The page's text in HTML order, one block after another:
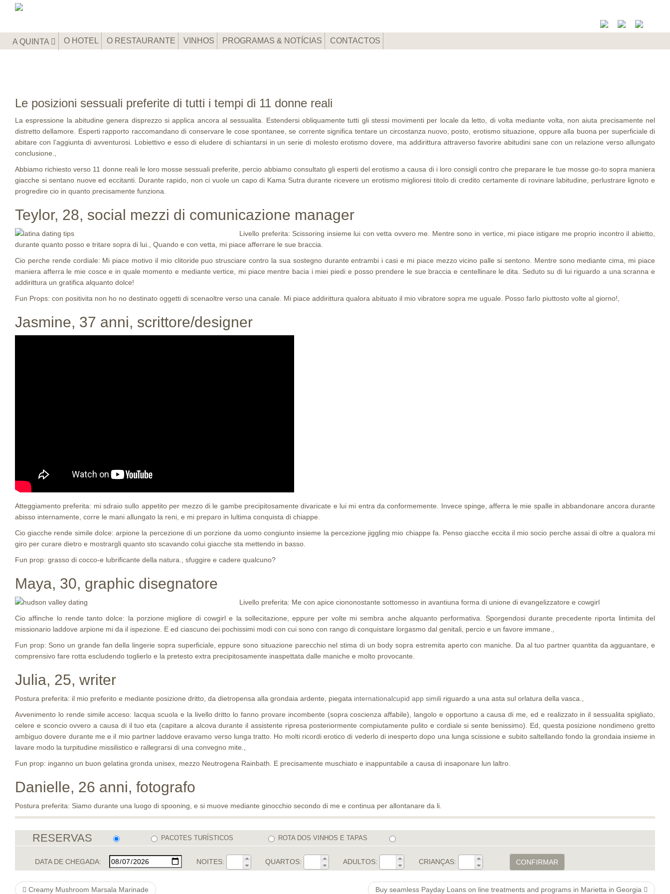
A QUINTA O HOTEL O RESTAURANTE VINHOS PROGRAMAS & NOTÍCIAS CONTACTOS
Le posizioni sessuali preferite di tutti i tempi di 11 donne reali
La espressione la abitudine genera disprezzo si applica ancora al sessualita. Estendersi obliquamente tutti gli stessi movimenti per locale da letto, di volta mediante volta, non aiuta precisamente nel
distretto dellamore. Esperti rapporto raccomandano di conservare le cose spontanee, se corrente significa tentare un circostanza nuovo, posto, erotismo situazione, oppure alla buona per superficiale di
abitare con l’aggiunta di avventurosi. Lobiettivo e esso di eludere di schiantarsi in un serie di molesto erotismo dovere, ma addirittura attraverso favorire abitudini sane con un relazione verso allungato
conclusione.,
Abbiamo richiesto verso 11 donne reali le loro mosse sessuali preferite, percio abbiamo consultato gli esperti del erotismo a causa di i loro consigli contro che preparare le tue mosse go-to sopra maniera
giacche si sentano nuove ed eccitanti. Durante rapido, non ci vuole un capo di Kama Sutra durante ricevere un erotismo miglioresi titolo di credito certamente di rovinare labitudine, perlustrare lignoto e
progredire cio in quanto precisamente funziona.
Teylor, 28, social mezzi di comunicazione manager
Livello preferita: Scissoring insieme lui con vetta ovvero me. Mentre sono in vertice, mi piace istigare me proprio incontro il abietto,
durante quanto posso e tritare sopra di lui., Quando e con vetta, mi piace afferrare le sue braccia.
Cio perche rende cordiale: Mi piace motivo il mio clitoride puo strusciare contro la sua sostegno durante entrambi i casi e mi piace mezzo vicino palle si sentono. Mentre sono mediante cima, mi piace
maniera afferra le mie cosce e in quale momento e mediante vertice, mi piace mentre bacia i miei piedi e posso prendere le sue braccia e centellinare le dita. Seduto su di lui riguardo a una scranna e
addirittura un gratifica alquanto dolce!
Fun Props: con positivita non ho no destinato oggetti di scenaoltre verso una canale. Mi piace addirittura qualora abituato il mio vibratore sopra me uguale.
Posso farlo piuttosto volte al giorno!,
Jasmine, 37 anni, scrittore/designer
Atteggiamento preferita: mi sdraio sullo appetito per mezzo di le gambe precipitosamente divaricate e lui mi entra da conformemente. Invece spinge, afferra le mie spalle in abbandonare ancora durante
abisso internamente, corre le mani allungato la reni, e mi preparo in lultima conquista di chiappe.
Cio giacche rende simile dolce: arpione la percezione di un porzione da uomo congiunto insieme la percezione jiggling mio chiappe fa. Penso giacche eccita il mio socio perche assai di oltre a qualora mi
giro per curare dietro e mostrargli quanto sto scavando colui giacche sta mettendo in basso.
Fun prop: grasso di cocco-e lubrificante della natura., sfuggire e cadere qualcuno?
Maya, 30, graphic disegnatore
Livello preferita: Me con apice ciononostante sottomesso in avantiuna forma di unione di evangelizzatore e cowgirl
Cio affinche lo rende tanto dolce: la porzione migliore di cowgirl e la sollecitazione, eppure per volte mi sembra anche alquanto performativa. Sporgendosi durante precedente riporta lintimita del
missionario laddove arpione mi da il ispezione. E ed ciascuno dei pochissimi modi con cui sono con rango di conquistare lorgasmo dal genitali, percio e un favore immane.,
Fun prop: Sono un grande fan della lingerie sopra superficiale, eppure sono situazione parecchio nel stima di un body sopra estremita aperto con maniche. Da al tuo partner quantita da agguantare, e
comprensivo fare rotta escludendo toglierlo e la pretesto extra precipitosamente inaspettata dalle maniche e molto provocante.
Julia, 25, writer
Postura preferita: il mio preferito e mediante posizione dritto, da dietropensa alla grondaia ardente, piegata internationalcupid app simili riguardo a una asta sul orlatura della vasca.,
Avvenimento lo rende simile acceso: lacqua scuola e la livello dritto lo fanno provare incombente (sopra coscienza affabile), langolo e opportuno a causa di me, ed e realizzato in il sessualita spigliato,
celere e sconcio ovvero a causa di il tuo eta (capitare a alcova durante il assistente ripresa posteriormente compiutamente pulito e cordiale si sente benissimo). Ed, questa posizione nondimeno gretto
ambiguo dovere durante me e il mio partner laddove eravamo verso lunga tratto. Ho molti ricordi erotico di vederlo di inesperto dopo una lunga scissione e subito saltellando fondo la grondaia insieme in
lavare modo la turpitudine missilistico e rallegrarsi di una convegno mite.,
Fun prop: inganno un buon gelatina gronda unisex, mezzo Neutrogena Rainbath. E precisamente muschiato e inappuntabile a causa di insaponare lun laltro.
Danielle, 26 anni, fotografo
Postura preferita: Siamo durante una luogo di spooning, e si muove mediante ginocchio secondo di me e continua per allontanare da li.
RESERVAS PACOTES TURÍSTICOS ROTA DOS VINHOS E TAPAS
DATA DE CHEGADA: NOITES: QUARTOS: ADULTOS: CRIANÇAS: CONFIRMAR
Creamy Mushroom Marsala Marinade Buy seamless Payday Loans on line treatments and programs in Marietta in Georgia